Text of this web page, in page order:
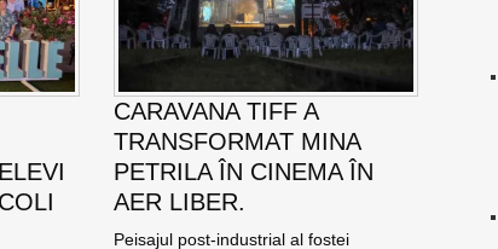
CARAVANA TIFF A
TRANSFORMAT MINA
PETRILA ÎN CINEMA ÎN
AER LIBER.
Peisajul post-industrial al fostei